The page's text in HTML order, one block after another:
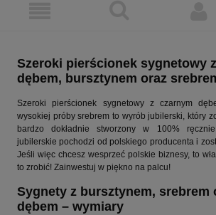
Szeroki pierścionek sygnetowy
dębem, bursztynem oraz
Szeroki pierścionek sygnetowy z czarnym
wysokiej próby srebrem to wyrób jubilerski, który
bardzo dokładnie stworzony w 100%
jubilerskie pochodzi od polskiego producenta i
Jeśli więc chcesz wesprzeć polskie biznesy, to
to zrobić! Zainwestuj w piękno na palcu!
Sygnety z bursztynem, srebrem
dębem – wymiary